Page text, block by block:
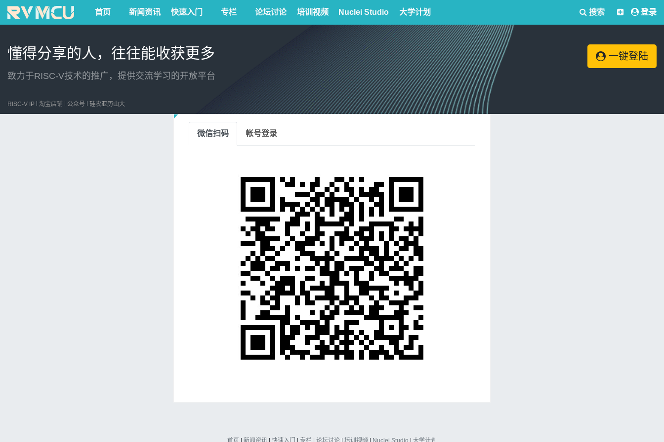
首页 新闻资讯 快速入门 专栏 论坛讨论 培训视频 Nuclei Studio 大学计划 搜索 登录
懂得分享的人，往往能收获更多
致力于RISC-V技术的推广，提供交流学习的开放平台
一键登陆
RISC-V IP 淘宝店铺 公众号 硅农亚历山大
微信扫码 帐号登录
首页 新闻资讯 快速入门 专栏 论坛讨论 培训视频 Nuclei Studio 大学计划